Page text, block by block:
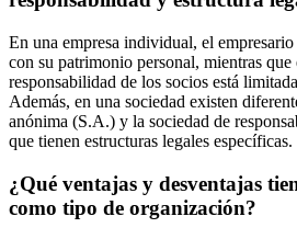
En una empresa individual, el
con su patrimonio personal, mientras que
responsabilidad de los socios está
Además, en una sociedad existen
anónima (S.A.) y la sociedad de
que tienen estructuras legales específicas.
¿Qué ventajas y desventajas
como tipo de organización?